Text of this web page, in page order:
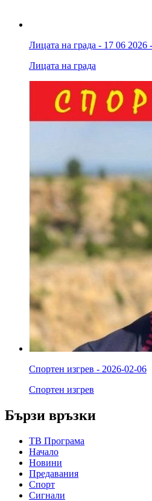
Лицата на града - 17 06 2026
Лицата на града
Спортен изгрев - 2026-02-06
Спортен изгрев
Бързи връзки
ТВ Програма
Начало
Новини
Предавания
Спорт
Сигнали